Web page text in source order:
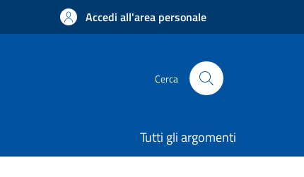
Accedi all'area personale
Cerca
Tutti gli argomenti